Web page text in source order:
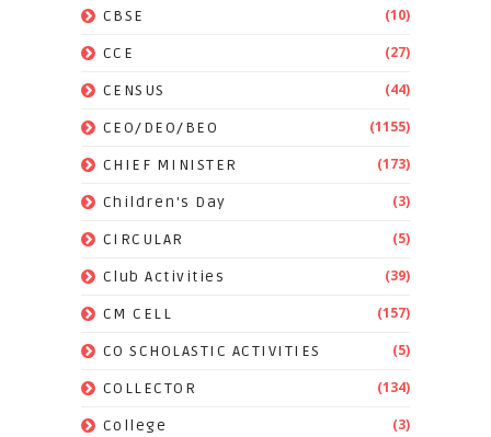
CBSE (10)
CCE (27)
CENSUS (44)
CEO/DEO/BEO (1155)
CHIEF MINISTER (173)
Children's Day (3)
CIRCULAR (5)
Club Activities (39)
CM CELL (157)
CO SCHOLASTIC ACTIVITIES (5)
COLLECTOR (134)
College (3)